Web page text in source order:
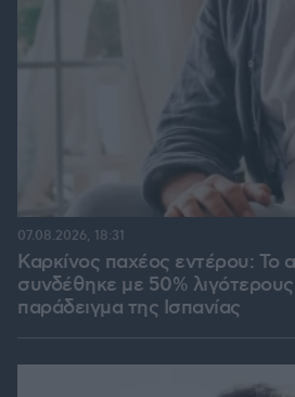
Καρκίνος παχέος εντέρου: Το
συνδέθηκε με 50%
παράδειγμα της Ισπανίας
07.08.2026, 18:31